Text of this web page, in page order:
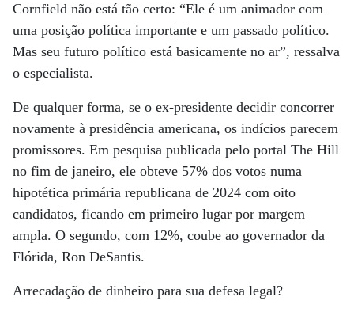
Cornfield não está tão certo: “Ele é um animador com
uma posição política importante e um passado político.
Mas seu futuro político está basicamente no ar”, ressalva
o especialista.
De qualquer forma, se o ex-presidente decidir concorrer
novamente à presidência americana, os indícios parecem
promissores. Em pesquisa publicada pelo portal The Hill
no fim de janeiro, ele obteve 57% dos votos numa
hipotética primária republicana de 2024 com oito
candidatos, ficando em primeiro lugar por margem
ampla. O segundo, com 12%, coube ao governador da
Flórida, Ron DeSantis.
Arrecadação de dinheiro para sua defesa legal?